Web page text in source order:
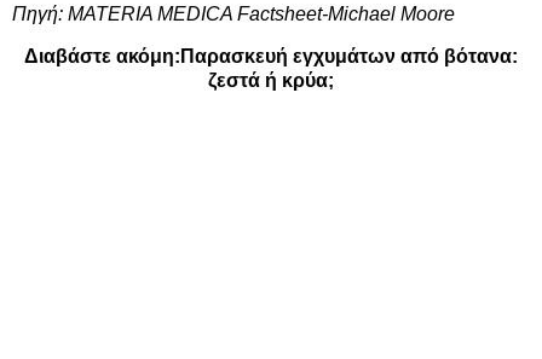
Πηγή: MATERIA MEDICA Factsheet-Michael Moore
Διαβάστε ακόμη: Παρασκευή εγχυμάτων από βότανα:
ζεστά ή κρύα;